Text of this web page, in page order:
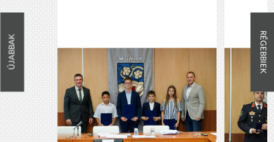
ÚJABBAK RÉGEBBIEK